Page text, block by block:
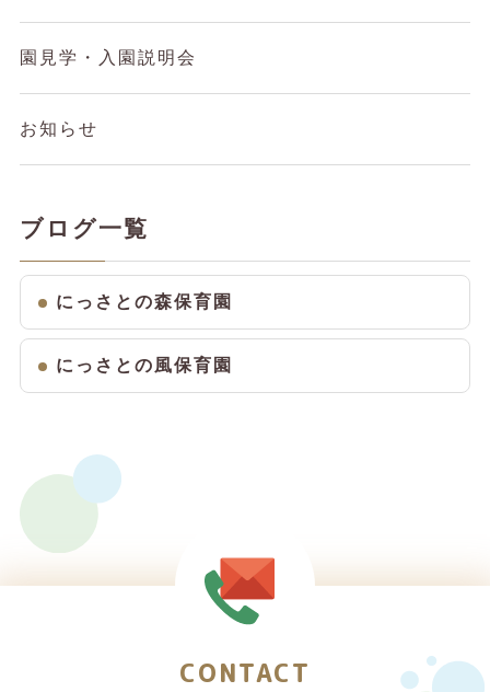
園見学・入園説明会
お知らせ
ブログ一覧
にっさとの森保育園
にっさとの風保育園
CONTACT